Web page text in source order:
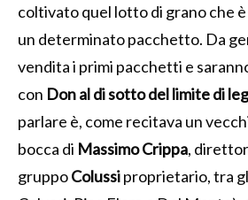
coltivato quel lotto di grano che
un determinato pacchetto. Da
vendita i primi pacchetti e
con Don al di sotto del limite di
parlare è, come recitava un
bocca di Massimo Crippa,
gruppoColussiproprietario, tra